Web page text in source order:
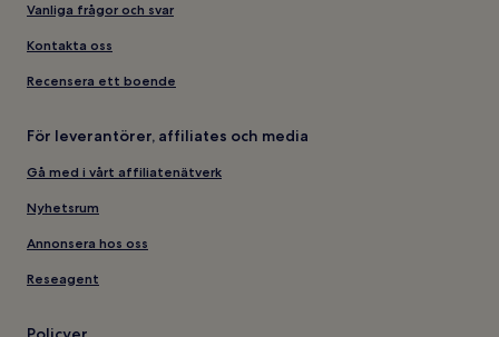
Vanliga frågor och svar
Kontakta oss
Recensera ett boende
För leverantörer, affiliates och media
Gå med i vårt affiliatenätverk
Nyhetsrum
Annonsera hos oss
Reseagent